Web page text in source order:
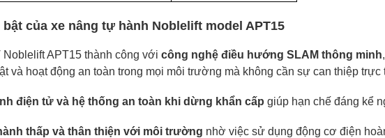
bật của xe nâng tự hành Noblelift model APT15
Noblelift APT15 thành công với công nghệ điều hướng SLAM thông minh
và hoạt động an toàn trong mọi môi trường mà không cần sự can thiệp
điện tử và hệ thống an toàn khi dừng khẩn cấp giúp hạn chế đáng kể
thấp và thân thiện với môi trường nhờ việc sử dụng động cơ điện